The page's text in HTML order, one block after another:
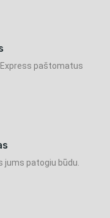
paštomatus
patogiu būdu.